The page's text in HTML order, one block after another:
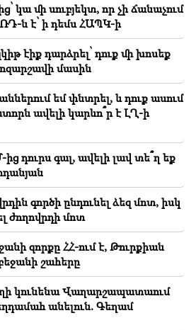
ղեկավար Մուրադ
4 միլիոն 454 հազար
է ԽՍՀՄ-ի կառավարման
կա մի սուբյեկտ, որ չի ճանաչում
ն է՝ ի դեմս ՀԱՊԿ-ի
էիք դարձրել՝ դուք մի խոսեք
մասին
եմ փնտրել, և դուք ասում
ավելի կարևո՞ր է ԼՂ-ի
դուրս գալ, ավելի լավ տե՞ղ եք
գործի ընդունել ձեզ մոտ, իսկ
ժողովրդի մոտ
զորքը ՀՀ-ում է, Թուրքիան
շահերը
կունենա Վաղարշապատաում
անելուն. Գեղամ